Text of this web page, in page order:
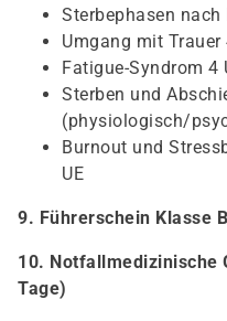
Sterbephasen nach
Umgang mit Trauer
Fatigue-Syndrom 4
Sterben und
(physiologisch/
Burnout und
UE
9. Führerschein Klasse
10. Notfallmedizinische
Tage)